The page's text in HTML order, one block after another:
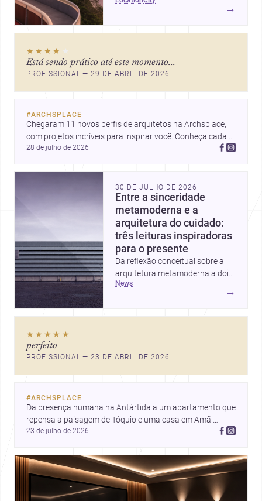
ícones como o Museu de Arte
mercado interessante para quem
quer construir, reformar ou
→
★★★★ ★
Está sendo prático até este momento...
PROFISSIONAL — 29 DE ABRIL DE 2026
#ARCHSPLACE
Chegaram 11 novos perfis de arquitetos na Archsplace,
com projetos incríveis para inspirar você. Conheça cada
perfil e descubra novas ideias para seus próximos
28 de julho de 2026
30 DE JULHO DE 2026
Entre a sinceridade
metamoderna e a
arquitetura do cuidado:
três leituras inspiradoras
para o presente
Da reflexão conceitual sobre a
arquitetura metamoderna a dois
projetos que colocam escala
humana, bem-estar e experiência
pensar forma, uso e emoção
news
→
★★★★★
perfeito
PROFISSIONAL — 23 DE ABRIL DE 2026
#ARCHSPLACE
Da presença humana na Antártida a um apartamento que
repensa a paisagem de Tóquio e uma casa em Amã
integrada ao terreno. Descubra mais inspirações, projetos
23 de julho de 2026